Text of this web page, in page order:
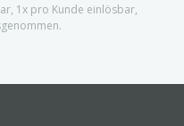
1x pro Kunde einlösbar,